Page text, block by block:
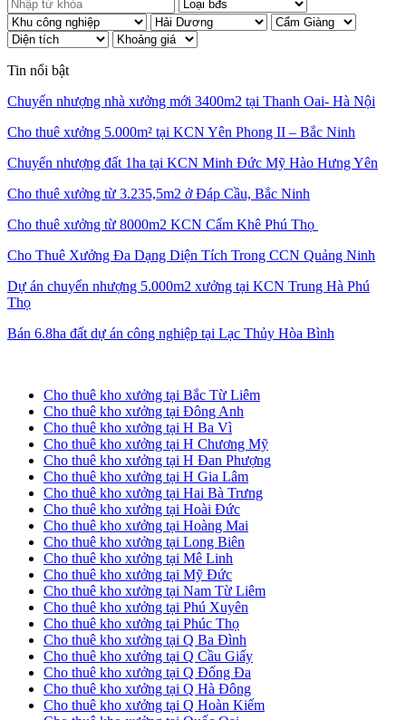
Tin nổi bật
Chuyển nhượng nhà xưởng mới 3400m2 tại Thanh Oai- Hà Nội
Cho thuê xưởng 5.000m² tại KCN Yên Phong II – Bắc Ninh
Chuyển nhượng đất 1ha tại KCN Minh Đức Mỹ Hào Hưng Yên
Cho thuê xưởng từ 3.235,5m2 ở Đáp Cầu, Bắc Ninh
Cho thuê xưởng từ 8000m2 KCN Cẩm Khê Phú Thọ
Cho Thuê Xưởng Đa Dạng Diện Tích Trong CCN Quảng Ninh
Dự án chuyển nhượng 5.000m2 xưởng tại KCN Trung Hà Phú
Thọ
Bán 6.8ha đất dự án công nghiệp tại Lạc Thủy Hòa Bình
Cho thuê kho xưởng tại Bắc Từ Liêm
Cho thuê kho xưởng tại Đông Anh
Cho thuê kho xưởng tại H Ba Vì
Cho thuê kho xưởng tại H Chương Mỹ
Cho thuê kho xưởng tại H Đan Phượng
Cho thuê kho xưởng tại H Gia Lâm
Cho thuê kho xưởng tại Hai Bà Trưng
Cho thuê kho xưởng tại Hoài Đức
Cho thuê kho xưởng tại Hoàng Mai
Cho thuê kho xưởng tại Long Biên
Cho thuê kho xưởng tại Mê Linh
Cho thuê kho xưởng tại Mỹ Đức
Cho thuê kho xưởng tại Nam Từ Liêm
Cho thuê kho xưởng tại Phú Xuyên
Cho thuê kho xưởng tại Phúc Thọ
Cho thuê kho xưởng tại Q Ba Đình
Cho thuê kho xưởng tại Q Cầu Giấy
Cho thuê kho xưởng tại Q Đống Đa
Cho thuê kho xưởng tại Q Hà Đông
Cho thuê kho xưởng tại Q Hoàn Kiếm